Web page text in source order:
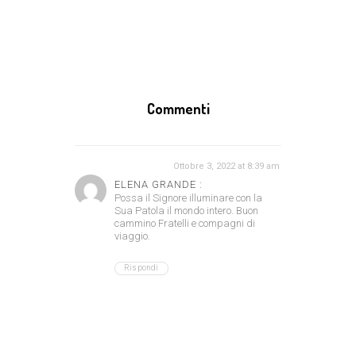
Commenti
ELENA GRANDE :
Ottobre 3, 2022 at 8:39 am
Possa il Signore illuminare con la
Sua Patola il mondo intero. Buon
cammino Fratelli e compagni di
viaggio.
Rispondi